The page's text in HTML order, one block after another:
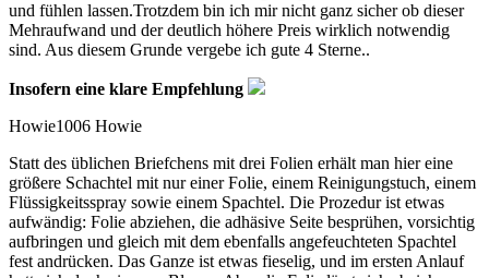
und fühlen lassen.Trotzdem bin ich mir nicht ganz sicher ob dieser
Mehraufwand und der deutlich höhere Preis wirklich notwendig
sind. Aus diesem Grunde vergebe ich gute 4 Sterne..
Insofern eine klare Empfehlung
Howie1006 Howie
Statt des üblichen Briefchens mit drei Folien erhält man hier eine
größere Schachtel mit nur einer Folie, einem Reinigungstuch, einem
Flüssigkeitsspray sowie einem Spachtel. Die Prozedur ist etwas
aufwändig: Folie abziehen, die adhäsive Seite besprühen, vorsichtig
aufbringen und gleich mit dem ebenfalls angefeuchteten Spachtel
fest andrücken. Das Ganze ist etwas fieselig, und im ersten Anlauf